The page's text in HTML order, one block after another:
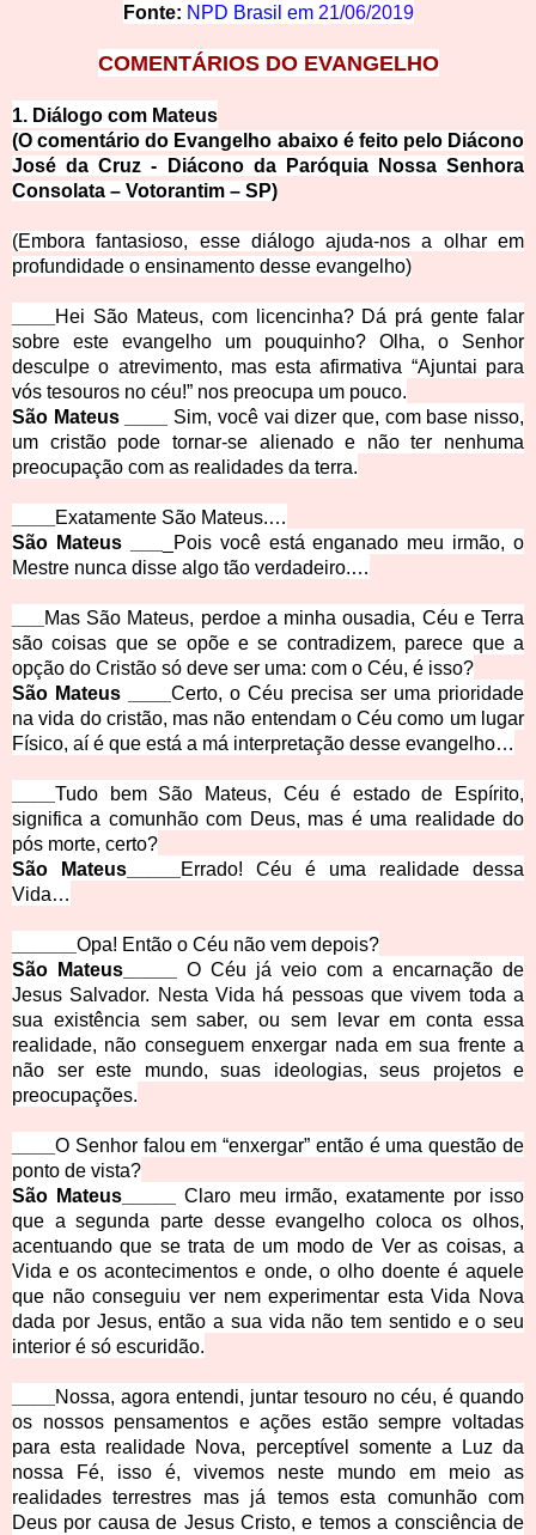
Fonte: NPD Brasil em 21/06/2019
COMENTÁRIOS DO EVANGELHO
1. Diálogo com Mateus
(O comentário do Evangelho abaixo é feito pelo Diácono
José da Cruz - Diácono da Paróquia Nossa Senhora
Consolata – Votorantim – SP)
(Embora fantasioso, esse diálogo ajuda-nos a olhar em
profundidade o ensinamento desse evangelho)
Hei São Mateus, com licencinha? Dá prá gente falar
sobre este evangelho um pouquinho? Olha, o Senhor
desculpe o atrevimento, mas esta afirmativa “Ajuntai para
vós tesouros no céu!” nos preocupa um pouco.
São Mateus ____ Sim, você vai dizer que, com base nisso,
um cristão pode tornar-se alienado e não ter nenhuma
preocupação com as realidades da terra.
Exatamente São Mateus.…
São Mateus ___
_Pois você está enganado meu irmão, o
Mestre nunca disse algo tão verdadeiro.…
Mas São Mateus, perdoe a minha ousadia, Céu e Terra
são coisas que se opõe e se contradizem, parece que a
opção do Cristão só deve ser uma: com o Céu, é isso?
São Mateus ____ Certo, o Céu precisa ser uma prioridade
na vida do cristão, mas não entendam o Céu como um lugar
Físico, aí é que está a má interpretação desse evangelho…
Tudo bem São Mateus, Céu é estado de Espírito,
significa a comunhão com Deus, mas é uma realidade do
pós morte, certo?
São Mateus_____
Errado! Céu é uma realidade dessa
Vida…
Opa! Então o Céu não vem depois?
São Mateus_____ O Céu já veio com a encarnação de
Jesus Salvador. Nesta Vida há pessoas que vivem toda a
sua existência sem saber, ou sem levar em conta essa
realidade, não conseguem enxergar nada em sua frente a
não ser este mundo, suas ideologias, seus projetos e
preocupações.
O Senhor falou em “enxergar” então é uma questão de
ponto de vista?
São Mateus_____ Claro meu irmão, exatamente por isso
que a segunda parte desse evangelho coloca os olhos,
acentuando que se trata de um modo de Ver as coisas, a
Vida e os acontecimentos e onde, o olho doente é aquele
que não conseguiu ver nem experimentar esta Vida Nova
dada por Jesus, então a sua vida não tem sentido e o seu
interior é só escuridão.
Nossa, agora entendi, juntar tesouro no céu, é quando
os nossos pensamentos e ações estão sempre voltadas
para esta realidade Nova, perceptível somente a Luz da
nossa Fé, isso é, vivemos neste mundo em meio as
realidades terrestres mas já temos esta comunhão com
Deus por causa de Jesus Cristo, e temos a consciência de